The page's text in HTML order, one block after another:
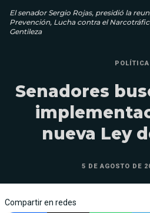
El senador Sergio Rojas, presidió la
Prevención, Lucha contra el
Gentileza
POLÍTICA
Senadores
nueva Ley
5 DE AGOSTO DE
Compartir en redes